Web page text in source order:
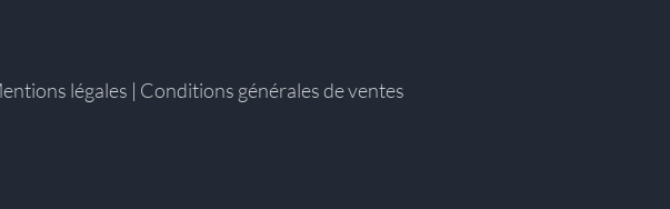
légales | Conditions générales de ventes